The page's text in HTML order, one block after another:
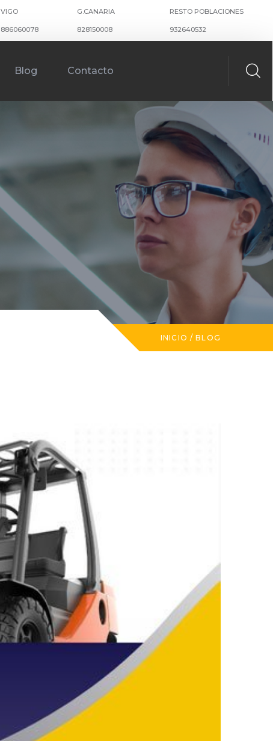
VIGO
886060078
G.CANARIA
828150008
RESTO POBLACIONES
932640532
Blog Contacto
INICIO / BLOG